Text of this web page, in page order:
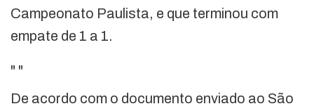
Campeonato Paulista, e que terminou com
empate de 1 a 1.
" "
De acordo com o documento enviado ao São